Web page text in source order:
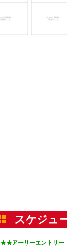
スケジュ
★★アーリーエントリー